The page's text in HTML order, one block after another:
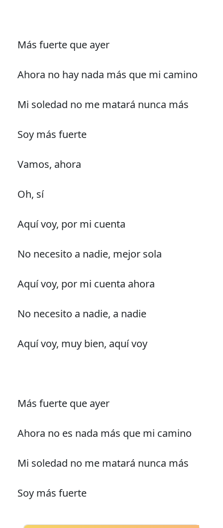
Más fuerte que ayer
Ahora no hay nada más que mi camino
Mi soledad no me matará nunca más
Soy más fuerte
Vamos, ahora
Oh, sí
Aquí voy, por mi cuenta
No necesito a nadie, mejor sola
Aquí voy, por mi cuenta ahora
No necesito a nadie, a nadie
Aquí voy, muy bien, aquí voy
Más fuerte que ayer
Ahora no es nada más que mi camino
Mi soledad no me matará nunca más
Soy más fuerte